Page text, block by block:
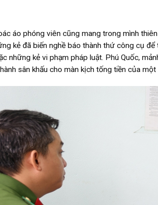
áo phóng viên cũng mang trong mình
kẻ đã biến nghề báo thành thứ công cụ
những kẻ vi phạm pháp luật. Phú Quốc,
sân khấu cho màn kịch tống tiền của